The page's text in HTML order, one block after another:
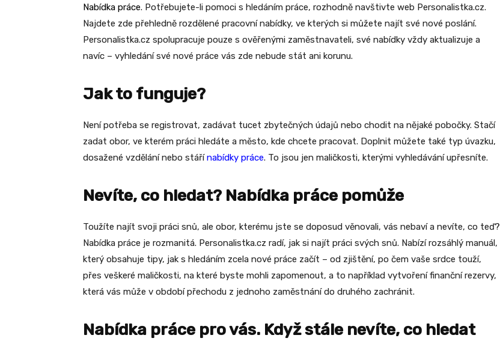
Nabídka práce. Potřebujete-li pomoci s hledáním práce, rozhodně navštivte web Personalistka.cz.
Najdete zde přehledně rozdělené pracovní nabídky, ve kterých si můžete najít své nové poslání.
Personalistka.cz spolupracuje pouze s ověřenými zaměstnavateli, své nabídky vždy aktualizuje a
navíc – vyhledání své nové práce vás zde nebude stát ani korunu.
Jak to funguje?
Není potřeba se registrovat, zadávat tucet zbytečných údajů nebo chodit na nějaké pobočky. Stačí
zadat obor, ve kterém práci hledáte a město, kde chcete pracovat. Doplnit můžete také typ úvazku,
dosažené vzdělání nebo stářínabídky práce. To jsou jen maličkosti, kterými vyhledávání upřesníte.
Nevíte, co hledat? Nabídka práce pomůže
Toužíte najít svoji práci snů, ale obor, kterému jste se doposud věnovali, vás nebaví a nevíte, co teď?
Nabídka práce je rozmanitá. Personalistka.cz radí, jak si najít práci svých snů. Nabízí rozsáhlý manuál,
který obsahuje tipy, jak s hledáním zcela nové práce začít – od zjištění, po čem vaše srdce touží,
přes veškeré maličkosti, na které byste mohli zapomenout, a to například vytvoření finanční rezervy,
která vás může v období přechodu z jednoho zaměstnání do druhého zachránit.
Nabídka práce pro vás. Když stále nevíte, co hledat